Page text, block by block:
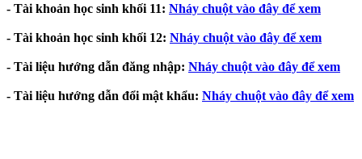
- Tài khoản học sinh khối 11: Nháy chuột vào đây để xem
- Tài khoản học sinh khối 12: Nháy chuột vào đây để xem
- Tài liệu hướng dẫn đăng nhập: Nháy chuột vào đây để xem
- Tài liệu hướng dẫn đổi mật khẩu: Nháy chuột vào đây để xem